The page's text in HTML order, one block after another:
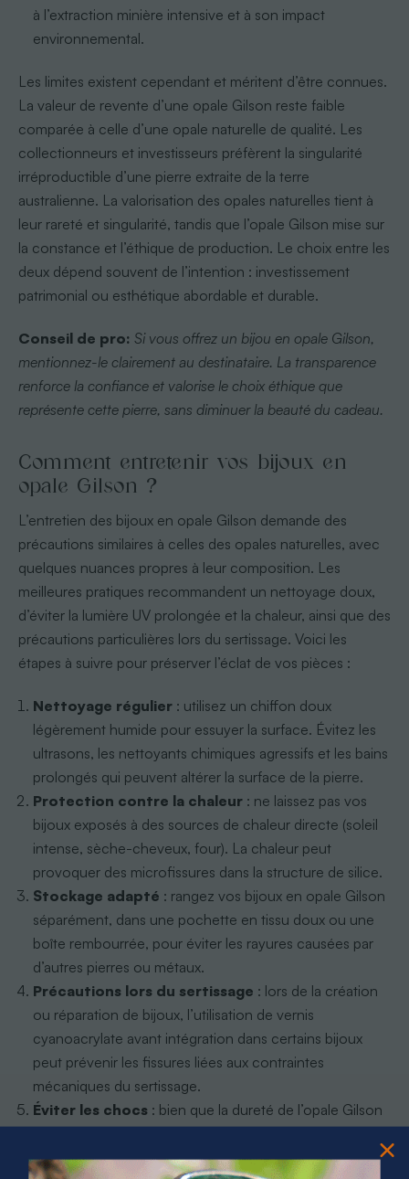
à l’extraction minière intensive et à son impact
environnemental.
Les limites existent cependant et méritent d’être connues.
La valeur de revente d’une opale Gilson reste faible
comparée à celle d’une opale naturelle de qualité. Les
collectionneurs et investisseurs préfèrent la singularité
irréproductible d’une pierre extraite de la terre
australienne. La valorisation des opales naturelles tient à
leur rareté et singularité, tandis que l’opale Gilson mise sur
la constance et l’éthique de production. Le choix entre les
deux dépend souvent de l’intention : investissement
patrimonial ou esthétique abordable et durable.
Conseil de pro: Si vous offrez un bijou en opale Gilson,
mentionnez-le clairement au destinataire. La transparence
renforce la confiance et valorise le choix éthique que
représente cette pierre, sans diminuer la beauté du cadeau.
Comment entretenir vos bijoux en
opale Gilson ?
L’entretien des bijoux en opale Gilson demande des
précautions similaires à celles des opales naturelles, avec
quelques nuances propres à leur composition. Les
meilleures pratiques recommandent un nettoyage doux,
d’éviter la lumière UV prolongée et la chaleur, ainsi que des
précautions particulières lors du sertissage. Voici les
étapes à suivre pour préserver l’éclat de vos pièces :
Nettoyage régulier : utilisez un chiffon doux
légèrement humide pour essuyer la surface. Évitez les
ultrasons, les nettoyants chimiques agressifs et les bains
prolongés qui peuvent altérer la surface de la pierre.
Protection contre la chaleur : ne laissez pas vos
bijoux exposés à des sources de chaleur directe (soleil
intense, sèche-cheveux, four). La chaleur peut
provoquer des microfissures dans la structure de silice.
Stockage adapté : rangez vos bijoux en opale Gilson
séparément, dans une pochette en tissu doux ou une
boîte rembourrée, pour éviter les rayures causées par
d’autres pierres ou métaux.
Précautions lors du sertissage : lors de la création
ou réparation de bijoux, l’utilisation de vernis
cyanoacrylate avant intégration dans certains bijoux
peut prévenir les fissures liées aux contraintes
mécaniques du sertissage.
Éviter les chocs : bien que la dureté de l’opale Gilson
synthétique peut se révéler sensible aux impacts.